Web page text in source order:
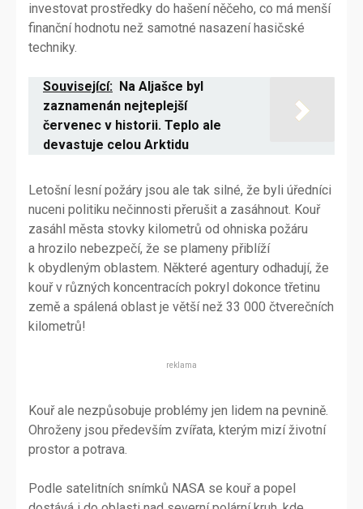
investovat prostředky do hašení něčeho, co má menší
finanční hodnotu než samotné nasazení hasičské
techniky.
Související: Na Aljašce byl
zaznamenán nejteplejší
červenec v historii. Teplo ale
devastuje celou Arktidu
Letošní lesní požáry jsou ale tak silné, že byli úředníci
nuceni politiku nečinnosti přerušit a zasáhnout. Kouř
zasáhl města stovky kilometrů od ohniska požáru
a hrozilo nebezpečí, že se plameny přiblíží
k obydleným oblastem. Některé agentury odhadují, že
kouř v různých koncentracích pokryl dokonce třetinu
země a spálená oblast je větší než 33 000 čtverečních
kilometrů!
reklama
Kouř ale nezpůsobuje problémy jen lidem na pevnině.
Ohroženy jsou především zvířata, kterým mizí životní
prostor a potrava.
Podle satelitních snímků NASA se kouř a popel